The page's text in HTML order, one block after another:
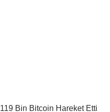
119 Bin Bitcoin Hareket Etti